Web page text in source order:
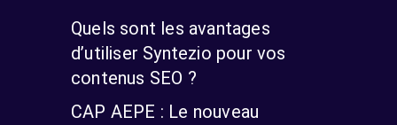
Quels sont les avantages
d’utiliser Syntezio pour vos
contenus SEO ?
CAP AEPE : Le nouveau